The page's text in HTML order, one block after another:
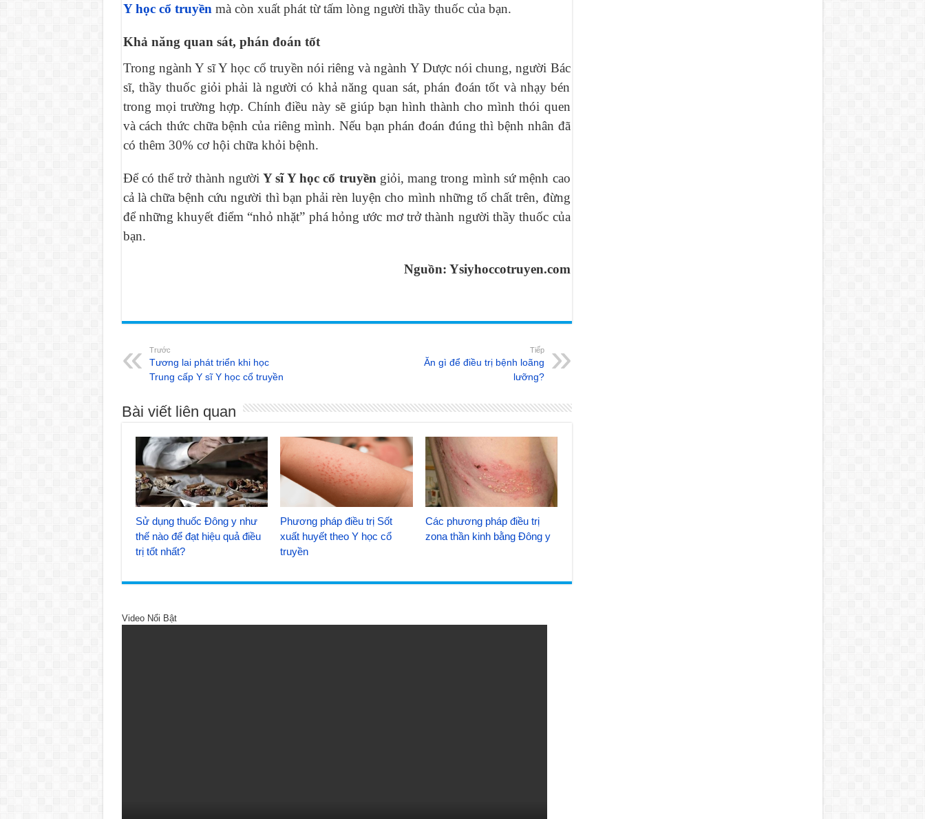
Y học cổ truyền mà còn xuất phát từ tấm lòng người thầy thuốc của bạn.
Khả năng quan sát, phán đoán tốt
Trong ngành Y sĩ Y học cổ truyền nói riêng và ngành Y Dược nói chung, người Bác
sĩ, thầy thuốc giỏi phải là người có khả năng quan sát, phán đoán tốt và nhạy bén
trong mọi trường hợp. Chính điều này sẽ giúp bạn hình thành cho mình thói quen
và cách thức chữa bệnh của riêng mình. Nếu bạn phán đoán đúng thì bệnh nhân đã
có thêm 30% cơ hội chữa khỏi bệnh.
Để có thể trở thành ngườiY sĩ Y học cổ truyền giỏi, mang trong mình sứ mệnh cao
cả là chữa bệnh cứu người thì bạn phải rèn luyện cho mình những tố chất trên, đừng
để những khuyết điểm “nhỏ nhặt” phá hỏng ước mơ trở thành người thầy thuốc của
bạn.
Nguồn: Ysiyhoccotruyen.com
Trước
Tương lai phát triển khi học
Trung cấp Y sĩ Y học cổ truyền
Tiếp
Ăn gì để điều trị bệnh loãng
lưỡng?
Bài viết liên quan
Sử dụng thuốc Đông y như
thế nào để đạt hiệu quả điều
trị tốt nhất?
Phương pháp điều trị Sốt
xuất huyết theo Y học cổ
truyền
Các phương pháp điều trị
zona thần kinh bằng Đông y
Video Nổi Bật